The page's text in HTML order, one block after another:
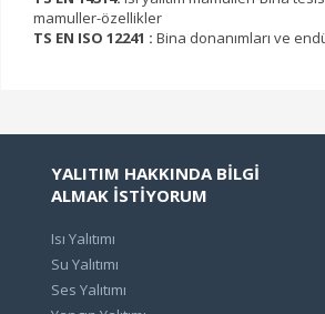
mamuller-özellikler
TS EN ISO 12241 : Bina donanımları ve
YALITIM HAKKINDA BİLGİ
ALMAK İSTİYORUM
Isı Yalıtımı
Su Yalıtımı
Ses Yalıtımı